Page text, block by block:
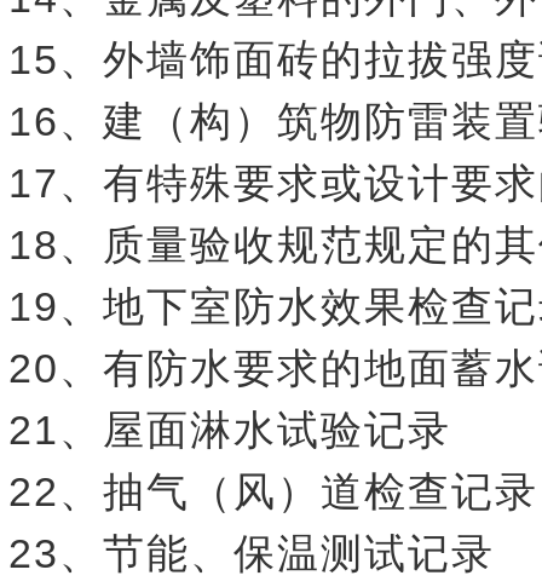
15、外墙饰面砖的拉拔强
16、建（构）筑物防雷装
17、有特殊要求或设计要
18、质量验收规范规定的
19、地下室防水效果检查
20、有防水要求的地面蓄
21、屋面淋水试验记录
22、抽气（风）道检查记录
23、节能、保温测试记录